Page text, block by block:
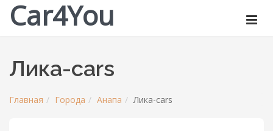
Car4You
Лика-cars
Главная Города Анапа Лика-cars